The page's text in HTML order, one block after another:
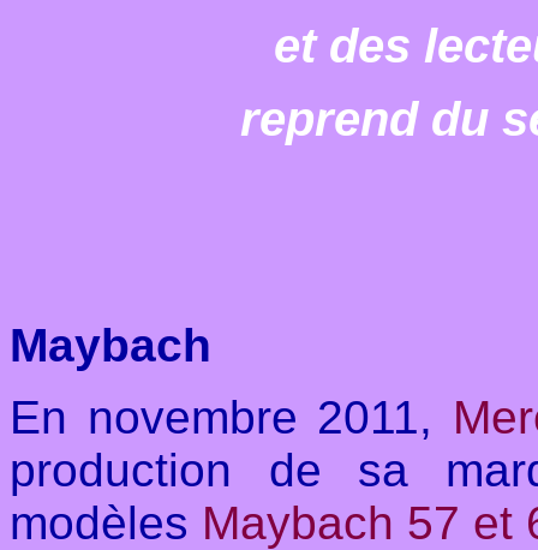
et des
reprend du
Maybach
En novembre 2011,
production de sa
modèles Maybach 57 et